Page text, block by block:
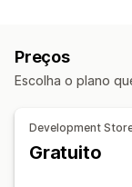
Visitantes únicos
Esquemas
Rastreio do
Personalização
Preços
Escolha o plano
Development
Gratuito